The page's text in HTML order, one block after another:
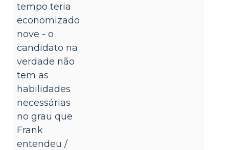
tempo teria
economizado
nove - o
candidato na
verdade não
tem as
habilidades
necessárias
no grau que
Frank
entendeu /